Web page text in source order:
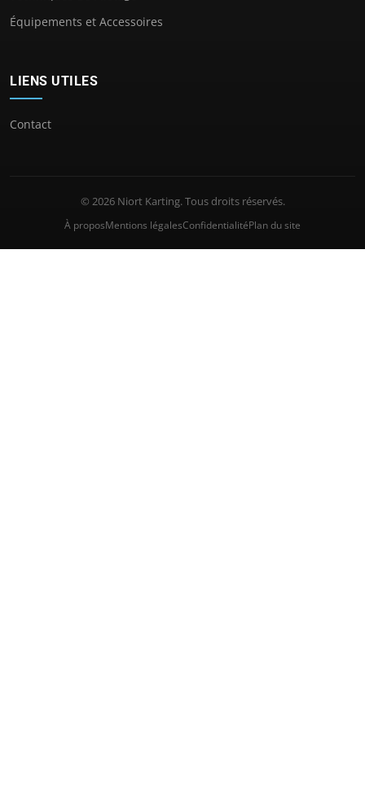
Équipements et Accessoires
LIENS UTILES
Contact
© 2026 Niort Karting. Tous droits réservés.
À proposMentions légalesConfidentialitéPlan du site